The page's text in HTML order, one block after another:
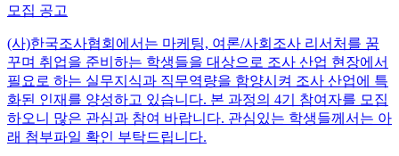
모집 공고
(사)한국조사협회에서는 마케팅, 여론/사회조사 리서처를 꿈
꾸며 취업을 준비하는 학생들을 대상으로 조사 산업 현장에서
필요로 하는 실무지식과 직무역량을 함양시켜 조사 산업에 특
화된 인재를 양성하고 있습니다. 본 과정의 4기 참여자를 모집
하오니 많은 관심과 참여 바랍니다. 관심있는 학생들께서는 아
래 첨부파일 확인 부탁드립니다.